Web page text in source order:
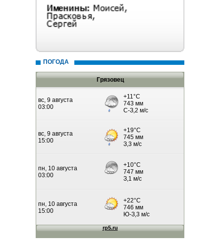
ПОГОДА
Грязовец